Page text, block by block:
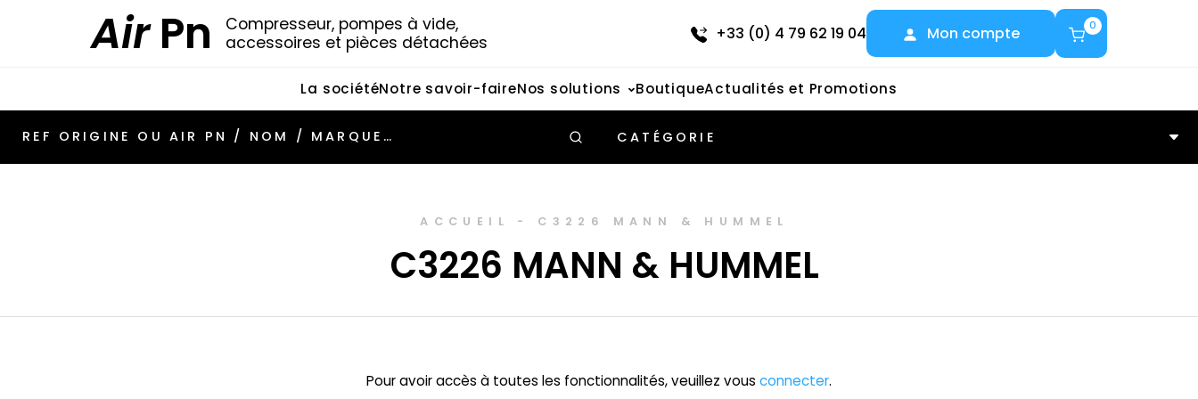
AirPn
Compresseur, pompes à vide,
accessoires et pièces détachées
+33 (0) 4 79 62 19 04 Mon compte 0
La sociétéNotre savoir-faireNos solutions BoutiqueActualités et Promotions
CATÉGORIE
ACCUEIL - C3226 MANN & HUMMEL
C3226 MANN & HUMMEL
Pour avoir accès à toutes les fonctionnalités, veuillez vous connecter.